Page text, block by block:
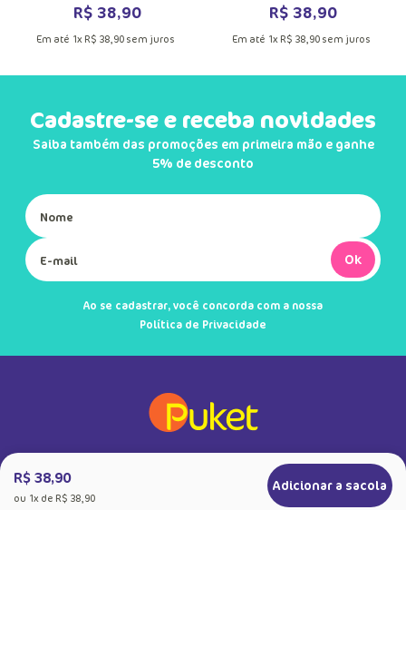
R$ 38,90
Em até 1x R$ 38,90sem juros
R$ 38,90
Em até 1x R$ 38,90sem juros
R$ 38,90
ou 1x de R$ 38,90
Adicionar a sacola
Cadastre-se e receba novidades
Saiba também das promoções em primeira mão e ganhe
5% de desconto
Ok
Ao se cadastrar, você concorda com a nossa
Política de Privacidade